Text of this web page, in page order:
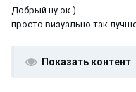
Добрый ну ок )
просто визуально так
Показать контент